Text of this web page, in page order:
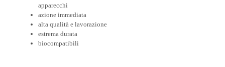
apparecchi
azione immediata
alta qualità e lavorazione
estrema durata
biocompatibili